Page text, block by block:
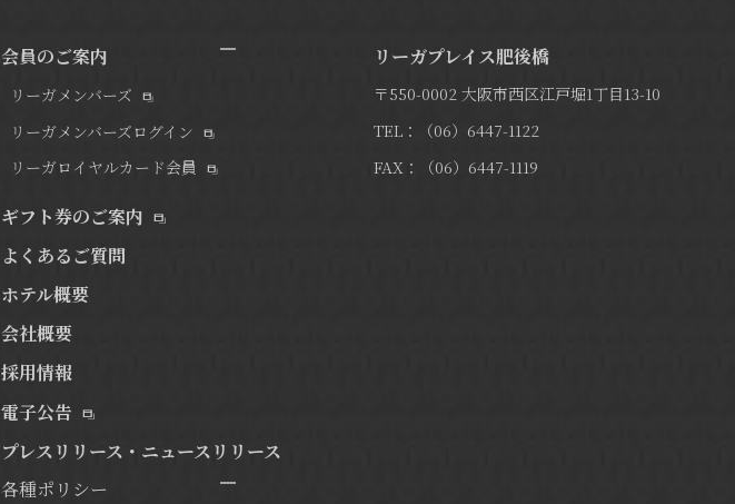
会員のご案内
リーガメンバーズ
リーガメンバーズログイン
リーガロイヤルカード会員
ギフト券のご案内
よくあるご質問
ホテル概要
会社概要
採用情報
電子公告
プレスリリース・ニュースリリース
各種ポリシー
リーガプレイス肥後橋
〒550-0002 大阪市西区江戸堀1丁目13-10
TEL：（06）6447-1122
FAX：（06）6447-1119